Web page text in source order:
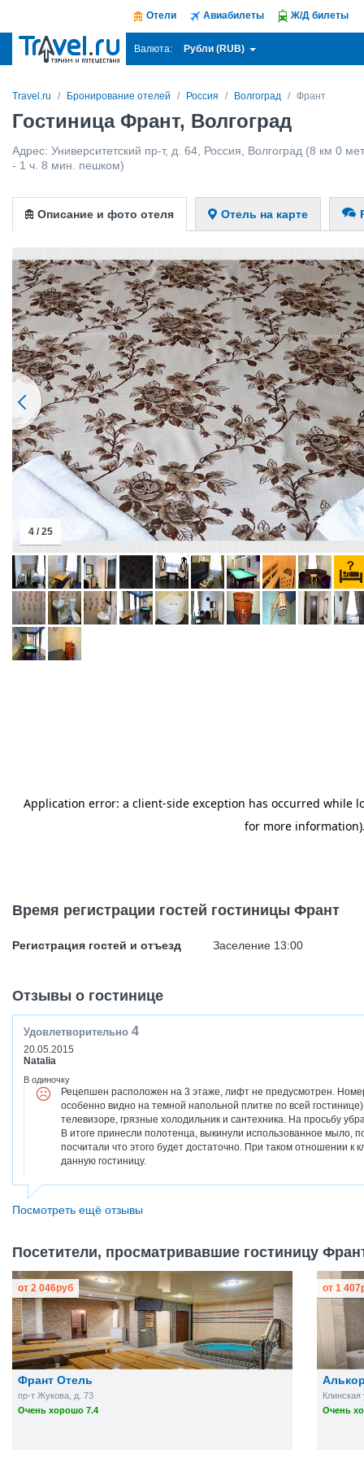
Отели Авиабилеты Ж/Д билеты
Валюта: Рубли (RUB)
Travel.ru Бронирование отелей Россия Волгоград Франт
Гостиница Франт, Волгоград
Адрес: Университетский пр-т, д. 64 Россия Волгоград (8 км 0
- 1 ч. 8 мин. пешком)
Описание и фото отеля Отель на карте
4 / 25
Время регистрации гостей гостиницы Франт
Регистрация гостей и отъезд Заселение 13:00
Отзывы о гостинице
Удовлетворительно 4
20.05.2015
Natalia
В одиночку
Рецепшен расположен на 3 этаже, лифт не предусмотрен.
особенно видно на темной напольной плитке по всей
телевизоре, грязные холодильник и сантехника. На просьбу
В итоге принесли полотенца, выкинули использованное мыло,
посчитали что этого будет достаточно. При таком отношении к
данную гостиницу.
Посмотреть ещё отзывы
Посетители, просматривавшие гостиницу
Франт Отель
пр-т Жукова, д. 73
Очень хорошо 7.4
от 2 046руб
Клинская
Очень
от 1 407